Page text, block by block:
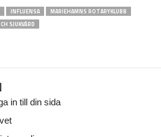
INFLUENSA
MARIEHAMNS ROTARYKLUBB
SJUKVÅRD
in till din sida